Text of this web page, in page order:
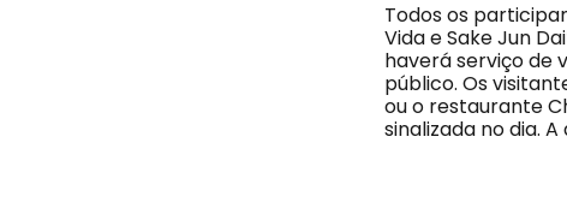
Todos os
Vida e Sake Jun
haverá serviço de
público. Os
ou o restaurante
sinalizada no dia.